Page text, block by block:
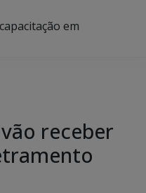
em
receber